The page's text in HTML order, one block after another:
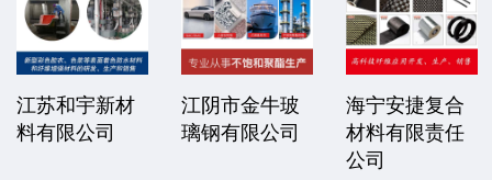
江苏和宇新材
料有限公司
江阴市金牛玻
璃钢有限公司
海宁安捷复合
材料有限责任
公司